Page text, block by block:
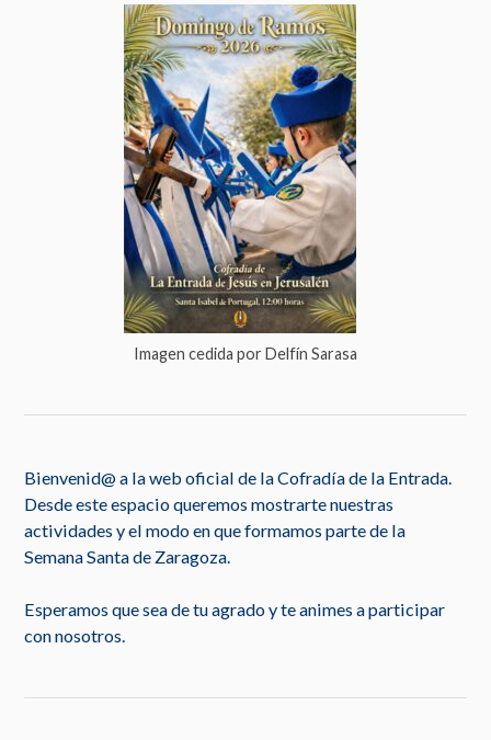
Imagen cedida por Delfín Sarasa
Bienvenid@ a la web oficial de la Cofradía de la Entrada.
Desde este espacio queremos mostrarte nuestras
actividades y el modo en que formamos parte de la
Semana Santa de Zaragoza.
Esperamos que sea de tu agrado y te animes a participar
con nosotros.